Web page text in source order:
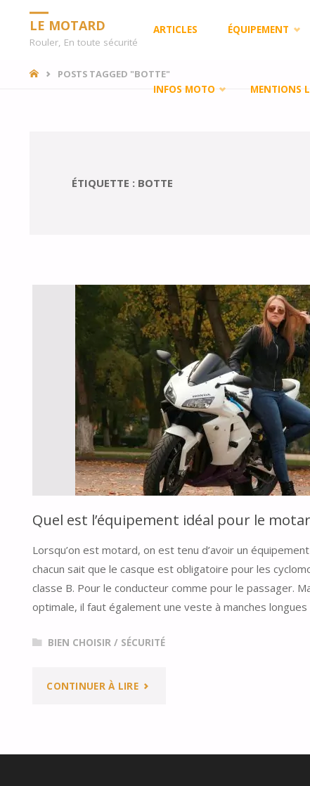
LE MOTARD
Rouler, En toute sécurité
content
ARTICLES ÉQUIPEMENT
INFOS MOTO MENTIONS
HOMEPOSTS TAGGED "BOTTE"
ÉTIQUETTE : BOTTE
Quel est l’équipement idéal pour le
Lorsqu’on est motard, on est tenu d’avoir un
chacun sait que le casque est obligatoire pour les
classe B. Pour le conducteur comme pour le passager.
optimale, il faut également une veste à manches
BIEN CHOISIR/ SÉCURITÉ
CONTINUER À LIRE"QUEL